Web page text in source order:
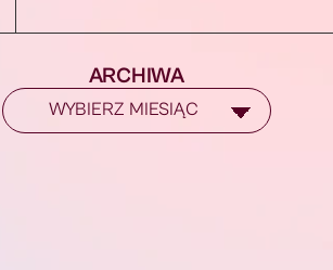
ARCHIWA